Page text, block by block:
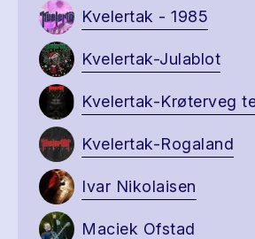
Kvelertak - 1985
Kvelertak-Julablot
Kvelertak-Krøterveg
Kvelertak-Rogaland
Ivar Nikolaisen
Maciek Ofstad